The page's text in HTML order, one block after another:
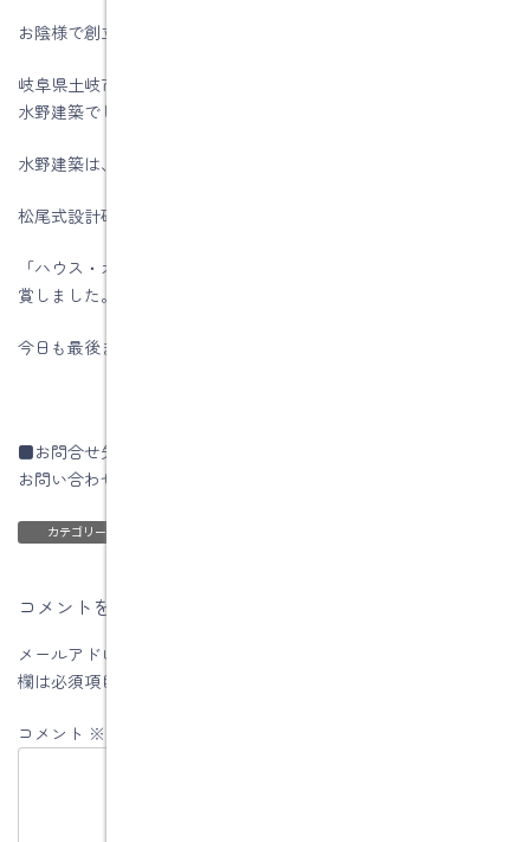
お陰様で創立５６周年を迎える事が出来ました。
岐阜県土岐市、注文住宅＆省エネ・快適・健康リフォーム工事の
水野建築でした。
水野建築は、ZEHビルダー★★★★(四つ星)です。
松尾式設計研修プログラム受講して実践しています。
「ハウス・オブ・ザ・イヤー・イン・エナジー2019」優秀賞を受
賞しました。
今日も最後までお読みいただき、ありがとうございます♪
■お問合せ先
お問い合わせはコチラです
カテゴリー
コメントを残す
メールアドレスが公開されることはありません。
欄は必須項目です
コメント ※